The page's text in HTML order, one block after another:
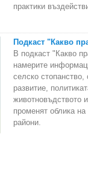
практики
Подкаст "Какво
В подкаст "Какво
намерите
селско
развитие,
животновъдството
променят облика
райони.